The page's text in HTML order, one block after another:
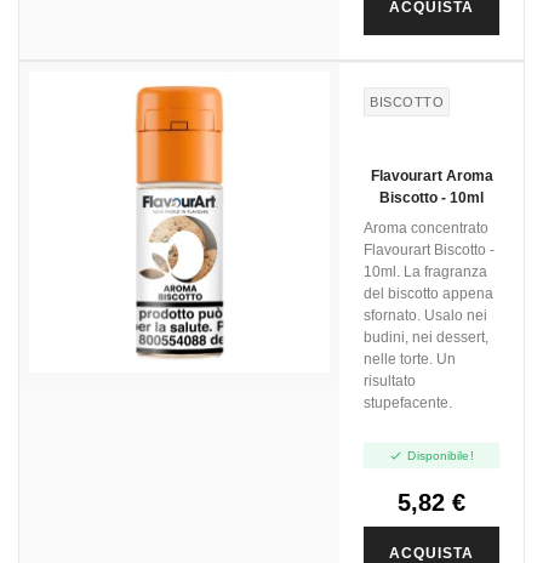
ACQUISTA
BISCOTTO
Flavourart Aroma
Biscotto - 10ml
Aroma concentrato
Flavourart Biscotto -
10ml. La fragranza
del biscotto appena
sfornato. Usalo nei
budini, nei dessert,
nelle torte. Un
risultato
stupefacente.
 Disponibile!
5,82 €
ACQUISTA